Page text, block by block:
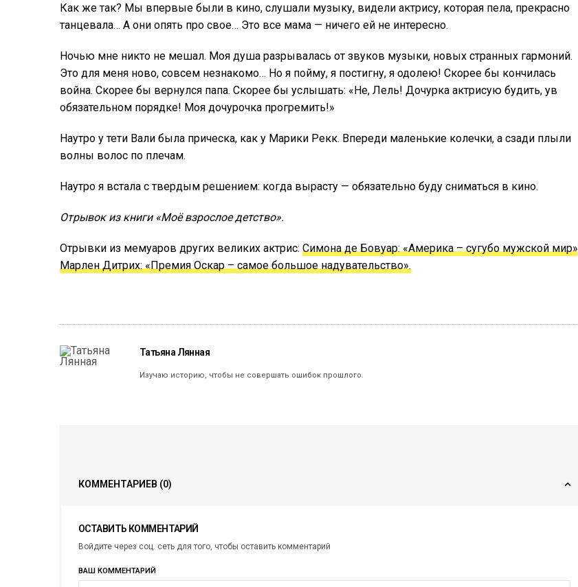
Как же так? Мы впервые были в кино, слушали музыку, видели актрису, которая пела, прекрасно
танцевала… А они опять про свое… Это все мама — ничего ей не интересно.
Ночью мне никто не мешал. Моя душа разрывалась от звуков музыки, новых странных гармоний.
Это для меня ново, совсем незнакомо… Но я пойму, я постигну, я одолею! Скорее бы кончилась
война. Скорее бы вернулся папа. Скорее бы услышать: «Не, Лель! Дочурка актрисую будить, ув
обязательном порядке! Моя дочурочка прогремить!»
Наутро у тети Вали была прическа, как у Марики Рекк. Впереди маленькие колечки, а сзади плыли
волны волос по плечам.
Наутро я встала с твердым решением: когда вырасту — обязательно буду сниматься в кино.
Отрывок из книги «Моё взрослое детство».
Отрывки из мемуаров других великих актрис: Симона де Бовуар: «Америка – сугубо мужской мир»
Марлен Дитрих: «Премия Оскар – самое большое надувательство».
Татьяна Лянная
Изучаю историю, чтобы не совершать ошибок прошлого.
КОММЕНТАРИЕВ (0)
ОСТАВИТЬ КОММЕНТАРИЙ
Войдите через соц. сеть для того, чтобы оставить комментарий
ВАШ КОММЕНТАРИЙ